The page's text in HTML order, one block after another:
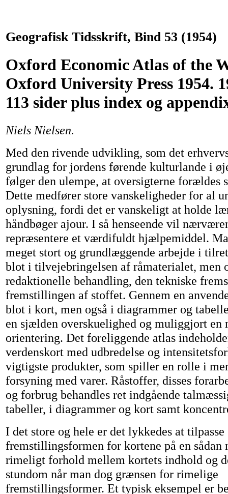
Geografisk Tidsskrift, Bind 53 (1954)
Oxford Economic Atlas of the
Oxford University Press 1954.
113 sider plus index og
Niels Nielsen.
Med den rivende udvikling, som det
grundlag for jordens førende kulturlande i
følger den ulempe, at oversigterne forældes
Dette medfører store vanskeligheder for al
oplysning, fordi det er vanskeligt at holde
håndbøger ajour. I så henseende vil
repræsentere et værdifuldt hjælpemiddel.
meget stort og grundlæggende arbejde i
blot i tilvejebringelsen af råmaterialet, men
redaktionelle behandling, den tekniske
fremstillingen af stoffet. Gennem en
blot i kort, men også i diagrammer og
en sjælden overskuelighed og muliggjort en
orientering. Det foreliggende atlas
verdenskort med udbredelse og
vigtigste produkter, som spiller en rolle i
forsyning med varer. Råstoffer, disses
og forbrug behandles ret indgående
tabeller, i diagrammer og kort samt
I det store og hele er det lykkedes at tilpasse
fremstillingsformen for kortene på en sådan
rimeligt forhold mellem kortets indhold og
stundom når man dog grænsen for rimelige
fremstillingsformer. Et typisk eksempel er